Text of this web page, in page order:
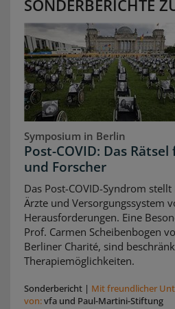
SONDERBERICHTE
Symposium in Berlin
Post-COVID: Das
und Forscher
Das Post-COVID-Syndrom stellt
Ärzte und Versorgungssystem
Herausforderungen. Eine
Prof. Carmen Scheibenbogen
Berliner Charité, sind
Therapiemöglichkeiten.
Sonderbericht | Mit freundlicher
von:vfa und Paul-Martini-Stiftung